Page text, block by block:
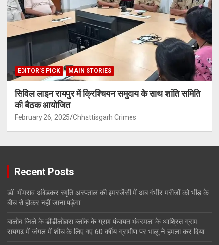
EDITOR'S PICK MAIN STORIES
सिविल लाइन रायपुर में क्रिश्चियन समुदाय के साथ शांति समिति
की बैठक आयोजित
February 26, 2025 Chhattisgarh Crimes
Recent Posts
डॉ. भीमराव अंबेडकर स्मृति अस्पताल की इमरजेंसी में अब गंभीर मरीजों को भीड़ के
बीच से होकर नहीं जाना पड़ेगा
बालोद जिले के डौंडीलोहारा ब्लॉक के ग्राम पंचायत भंवरमला के आश्रित ग्राम
रायगढ़ में जंगल में शौच के लिए गए 60 वर्षीय ग्रामीण पर भालू ने हमला कर दिया